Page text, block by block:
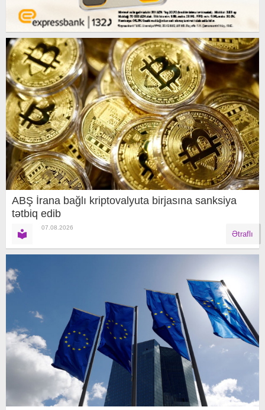
ABŞ İrana bağlı kriptovalyuta birjasına sanksiya
tətbiq edib
07.08.2026
Ətraflı